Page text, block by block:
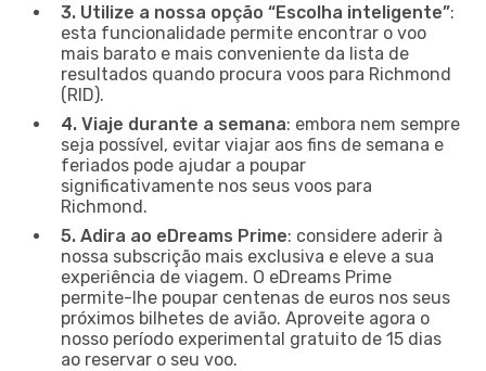
3. Utilize a nossa opção “Escolha inteligente”:
esta funcionalidade permite encontrar o voo
mais barato e mais conveniente da lista de
resultados quando procura voos para Richmond
(RID).
4. Viaje durante a semana: embora nem sempre
seja possível, evitar viajar aos fins de semana e
feriados pode ajudar a poupar
significativamente nos seus voos para
Richmond.
5. Adira ao eDreams Prime: considere aderir à
nossa subscrição mais exclusiva e eleve a sua
experiência de viagem. O eDreams Prime
permite-lhe poupar centenas de euros nos seus
próximos bilhetes de avião. Aproveite agora o
nosso período experimental gratuito de 15 dias
ao reservar o seu voo.